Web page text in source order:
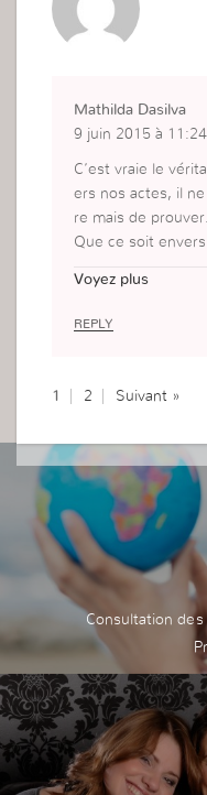
Mathilda Dasilva
9 juin 2015 à 11:24
C’est vraie le
ers nos actes, il
re mais de prouver.
Que ce soit
On doit pas être
Voyez plus
REPLY
1 2 Suivant »
Consultation